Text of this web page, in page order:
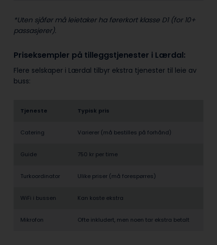
*Uten sjåfør må leietaker ha førerkort klasse D1 (for 10+
passasjerer).
Priseksempler på tilleggstjenester i Lærdal:
Flere selskaper i Lærdal tilbyr ekstra tjenester til leie av
buss:
Tjeneste Typisk pris
Catering Varierer (må bestilles på forhånd)
Guide 750 kr per time
Turkoordinator Ulike priser (må forespørres)
WiFi i bussen Kan koste ekstra
Mikrofon Ofte inkludert, men noen tar ekstra betalt